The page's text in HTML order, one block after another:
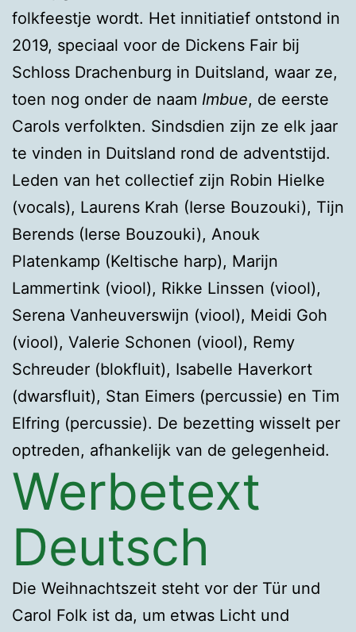
folkfeestje wordt. Het innitiatief ontstond in
2019, speciaal voor de Dickens Fair bij
Schloss Drachenburg in Duitsland, waar ze,
toen nog onder de naam Imbue, de eerste
Carols verfolkten. Sindsdien zijn ze elk jaar
te vinden in Duitsland rond de adventstijd.
Leden van het collectief zijn Robin Hielke
(vocals), Laurens Krah (Ierse Bouzouki), Tijn
Berends (Ierse Bouzouki), Anouk
Platenkamp (Keltische harp), Marijn
Lammertink (viool), Rikke Linssen (viool),
Serena Vanheuverswijn (viool), Meidi Goh
(viool), Valerie Schonen (viool), Remy
Schreuder (blokfluit), Isabelle Haverkort
(dwarsfluit), Stan Eimers (percussie) en Tim
Elfring (percussie). De bezetting wisselt per
optreden, afhankelijk van de gelegenheid.
Werbetext
Deutsch
Die Weihnachtszeit steht vor der Tür und
Carol Folk ist da, um etwas Licht und